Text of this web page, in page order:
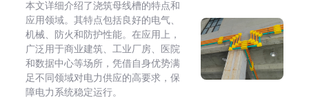
本文详细介绍了浇筑母线槽的特点和
应用领域。其特点包括良好的电气、
机械、防火和防护性能。在应用上，
广泛用于商业建筑、工业厂房、医院
和数据中心等场所，凭借自身优势满
足不同领域对电力供应的高要求，保
障电力系统稳定运行。